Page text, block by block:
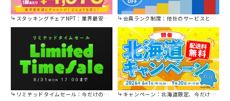
スタッキングチェアNPT：業界最安値に挑戦！ 会員ランク制度：他社のサービスと比較してください。
リミテッドタイムセール：今だけの限定セール。 キャンペーン：北海道限定、今だけ送料無料！